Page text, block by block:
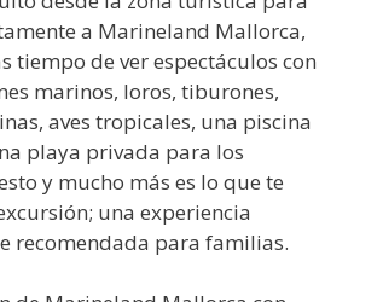
a Marineland Mallorca,
tiempo de ver espectáculos con
marinos, loros, tiburones,
aves tropicales, una piscina
playa privada para los
y mucho más es lo que te
una experiencia
recomendada para familias.